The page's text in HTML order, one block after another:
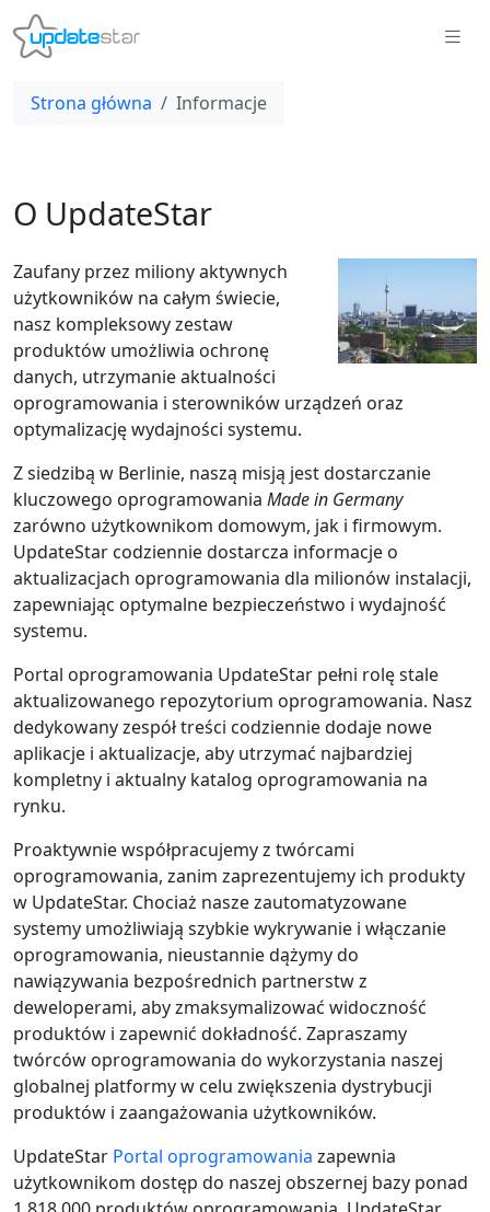
Strona główna Informacje
O UpdateStar
Zaufany przez miliony aktywnych
użytkowników na całym świecie,
nasz kompleksowy zestaw
produktów umożliwia ochronę
danych, utrzymanie aktualności
oprogramowania i sterowników urządzeń oraz
optymalizację wydajności systemu.
Z siedzibą w Berlinie, naszą misją jest dostarczanie
kluczowego oprogramowania Made in Germany
zarówno użytkownikom domowym, jak i firmowym.
UpdateStar codziennie dostarcza informacje o
aktualizacjach oprogramowania dla milionów instalacji,
zapewniając optymalne bezpieczeństwo i wydajność
systemu.
Portal oprogramowania UpdateStar pełni rolę stale
aktualizowanego repozytorium oprogramowania. Nasz
dedykowany zespół treści codziennie dodaje nowe
aplikacje i aktualizacje, aby utrzymać najbardziej
kompletny i aktualny katalog oprogramowania na
rynku.
Proaktywnie współpracujemy z twórcami
oprogramowania, zanim zaprezentujemy ich produkty
w UpdateStar. Chociaż nasze zautomatyzowane
systemy umożliwiają szybkie wykrywanie i włączanie
oprogramowania, nieustannie dążymy do
nawiązywania bezpośrednich partnerstw z
deweloperami, aby zmaksymalizować widoczność
produktów i zapewnić dokładność. Zapraszamy
twórców oprogramowania do wykorzystania naszej
globalnej platformy w celu zwiększenia dystrybucji
produktów i zaangażowania użytkowników.
UpdateStar Portal oprogramowania zapewnia
użytkownikom dostęp do naszej obszernej bazy ponad